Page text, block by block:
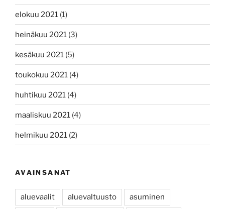
elokuu 2021 (1)
heinäkuu 2021 (3)
kesäkuu 2021 (5)
toukokuu 2021 (4)
huhtikuu 2021 (4)
maaliskuu 2021 (4)
helmikuu 2021 (2)
AVAINSANAT
aluevaalit aluevaltuusto asuminen